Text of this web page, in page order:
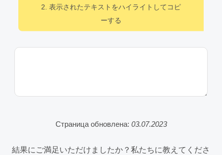
2. 表示されたテキストをハイライトしてコピ
ーする
Страница обновлена: 03.07.2023
結果にご満足いただけましたか？私たちに教えてくださ